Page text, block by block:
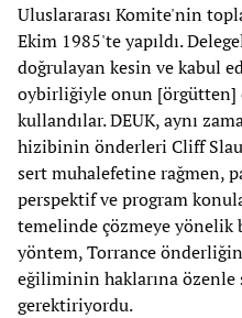
Uluslararası Komite'nin
Ekim 1985'te yapıldı.
doğrulayan kesin ve kabul
oybirliğiyle onun [örgütten]
kullandılar. DEUK, aynı
hizibinin önderleri Cliff
sert muhalefetine rağmen,
perspektif ve program
temelinde çözmeye yönelik
yöntem, Torrance
eğiliminin haklarına özenle
gerektiriyordu.